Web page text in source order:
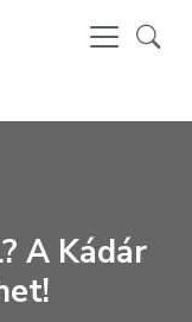
A Kádár